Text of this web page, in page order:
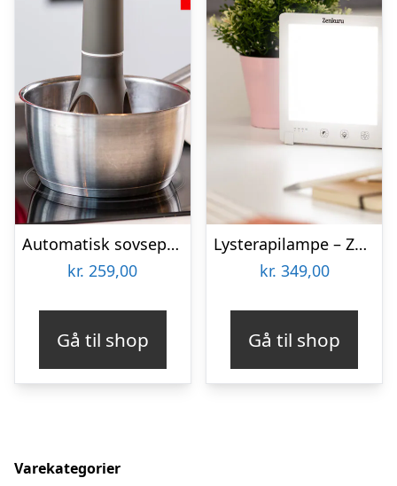
Automatisk sovsepisker – Stirr
kr. 259,00
Gå til shop
Lysterapilampe – Zenkuru
kr. 349,00
Gå til shop
Varekategorier